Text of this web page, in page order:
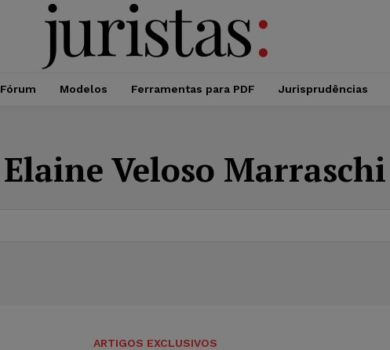
Fórum Modelos Ferramentas para PDF Jurisprudências
Elaine Veloso Marraschi
ARTIGOS EXCLUSIVOS